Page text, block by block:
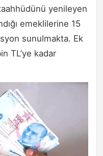
yenileyen
emeklilerine 15
sunulmakta. Ek
TL’ye kadar